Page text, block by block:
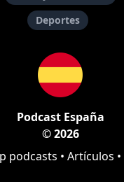
Deportes
Podcast España
© 2026
podcasts • Artículos •